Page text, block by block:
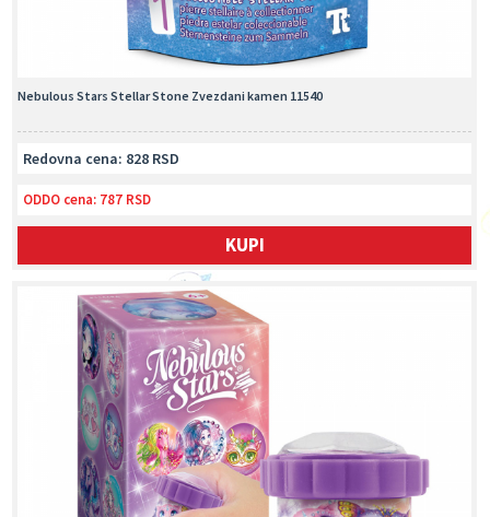
Nebulous Stars Stellar Stone Zvezdani kamen 11540
Redovna cena: 828 RSD
ODDO cena: 787 RSD
KUPI